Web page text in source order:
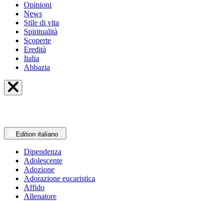
Opinioni
News
Stile di vita
Spiritualità
Scoperte
Eredità
Italia
Abbazia
Edition italiano
Dipendenza
Adolescente
Adozione
Adorazione eucaristica
Affido
Allenatore